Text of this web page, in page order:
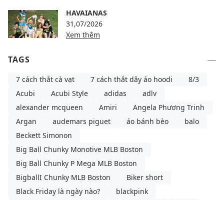
HAVAIANAS
31,07/2026
Xem thêm
TAGS
7 cách thắt cà vạt 7 cách thắt dây áo hoodi
8/3
Acubi
Acubi Style adidas
adlv
alexander mcqueen
Amiri
Angela Phương Trinh
Argan
audemars piguet áo bánh bèo
balo
Beckett Simonon
Big Ball Chunky Monotive MLB Boston
Big Ball Chunky P Mega MLB Boston
BigballI Chunky MLB Boston
Biker short
Black Friday là ngày nào?
blackpink